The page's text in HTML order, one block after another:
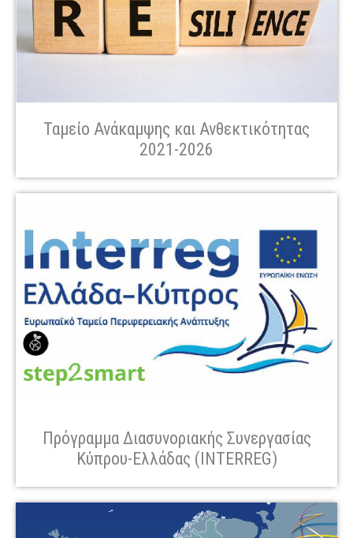
Ταμείο Ανάκαμψης και Ανθεκτικότητας
2021-2026
Πρόγραμμα Διασυνοριακής Συνεργασίας
Κύπρου-Ελλάδας (INTERREG)